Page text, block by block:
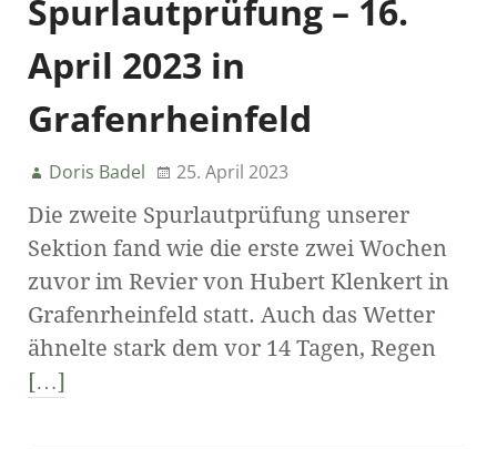
Spurlautprüfung – 16.
April 2023 in
Grafenrheinfeld
Doris Badel 25. April 2023
Die zweite Spurlautprüfung unserer
Sektion fand wie die erste zwei Wochen
zuvor im Revier von Hubert Klenkert in
Grafenrheinfeld statt. Auch das Wetter
ähnelte stark dem vor 14 Tagen, Regen
[…]